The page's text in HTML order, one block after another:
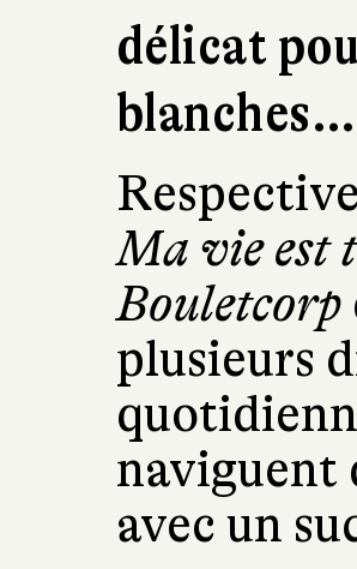
délicat
blanches…
Ma vie est
Bouletcorp
plusieurs
naviguent
avec un